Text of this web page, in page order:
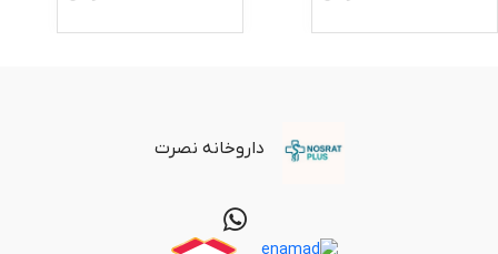
داروخانه نصرت